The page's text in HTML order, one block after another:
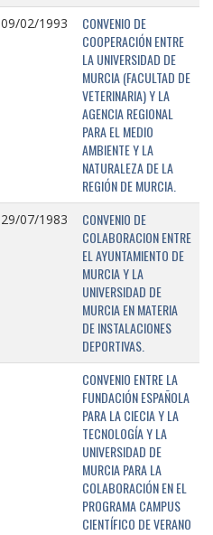
09/02/1993
CONVENIO DE
COOPERACIÓN ENTRE
LA UNIVERSIDAD DE
MURCIA (FACULTAD DE
VETERINARIA) Y LA
AGENCIA REGIONAL
PARA EL MEDIO
AMBIENTE Y LA
NATURALEZA DE LA
REGIÓN DE MURCIA.
29/07/1983
CONVENIO DE
COLABORACION ENTRE
EL AYUNTAMIENTO DE
MURCIA Y LA
UNIVERSIDAD DE
MURCIA EN MATERIA
DE INSTALACIONES
DEPORTIVAS.
CONVENIO ENTRE LA
FUNDACIÓN ESPAÑOLA
PARA LA CIECIA Y LA
TECNOLOGÍA Y LA
UNIVERSIDAD DE
MURCIA PARA LA
COLABORACIÓN EN EL
PROGRAMA CAMPUS
CIENTÍFICO DE VERANO